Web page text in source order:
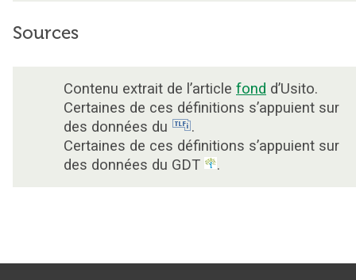
Sources
Contenu extrait de l’article fond d’Usito.
Certaines de ces définitions s’appuient sur
des données du
.
Certaines de ces définitions s’appuient sur
des données du GDT
.